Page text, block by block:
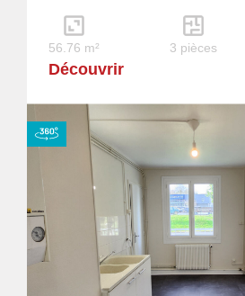
56.76 m² 3 pièces
Découvrir